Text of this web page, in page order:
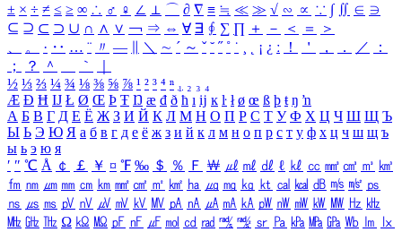
± × ÷ ≠ ≤ ≥ ∞ ∴ ♂ ♀ ∠ ⊥ ⌒ ∂ ∇ ≡ ≒ ≪ ≫ √ ∽ ∝ ∵ ∫ ∬ ∈ ∋
⊆ ⊇ ⊂ ⊃ ∪ ∩ ∧ ∨ ￢ ⇒ ⇔ ∀ ∃ ∮ ∑ ∏ ＋ － ＜ ＝
＞
、
。 · ‥ … ¨ 〃 ― ＼ ∼ ´ ～ ˇ ˘ ˝ ˚ ˙ ¸ ¡ ¿ ː ！ ＇ ， ． ／
：
；
？ ＾ ｀
½ ⅓ ⅔ ¼ ¾ ⅛ ⅜ ⅝ ⅞ ¹ ² ³ ⁴ ⁿ ₁ ₂ ₃ ₄
Æ Ð Ħ Ĳ Ł Ø Œ Þ Ŧ Ŋ æ đ ð ħ ı ĳ ĸ ŀ ł ø œ ß þ ŧ ŋ ŉ
А Б В Г Д Е Ё Ж З И Й К Л М Н О П Р С Т У Ф Х Ц Ч Ш Щ Ъ
Ы Ь Э Ю Я а б в г д е ё ж з и й к л м н о п р с т у ф х ц ч ш щ ъ
ы ь э ю я
′ ″ ℃ Å ￠ ￡ ￥ ¤ ℉ ‰ ＄ ％ Ｆ ￦ ㎕ ㎖ ㎗ ℓ ㎘ ㏄ ㎣ ㎤ ㎥ ㎦
㎙ ㎚ ㎛ ㎜ ㎝ ㎞ ㎟ ㎠ ㎡ ㎢ ㏊ ㎍ ㎎ ㎏ ㏏ ㎈ ㎉ ㏈ ㎧ ㎨ ㎰
㎱ ㎲ ㎳ ㎴ ㎵ ㎶ ㎷ ㎸ ㎹ ㎀ ㎁ ㎂ ㎃ ㎄ ㎺ ㎻ ㎽ ㎾ ㎿ ㎐ ㎑
㎒ ㎓ ㎔ Ω ㏀ ㏁ ㎊ ㎋ ㎌ ㏖ ㏅ ㎭ ㎮ ㎯ ㏛ ㎩ ㎪ ㎫ ㎬ ㏝ ㏐
㏓